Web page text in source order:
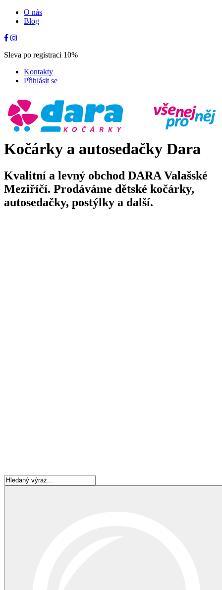
O nás
Blog
Sleva po registraci 10%
Kontakty
Přihlásit se
Kočárky a autosedačky Dara
Kvalitní a levný obchod DARA Valašské
Meziříčí. Prodáváme dětské kočárky,
autosedačky, postýlky a další.